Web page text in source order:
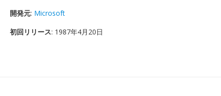
開発元: Microsoft
初回リリース: 1987年4月20日